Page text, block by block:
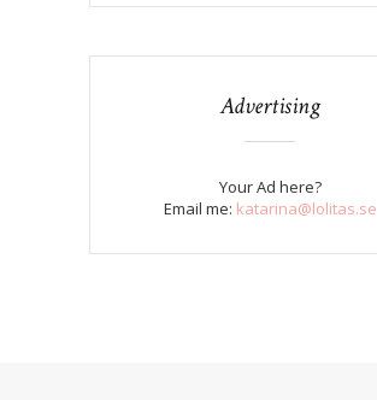
Advertising
Your Ad here?
Email me: katarina@lolitas.se